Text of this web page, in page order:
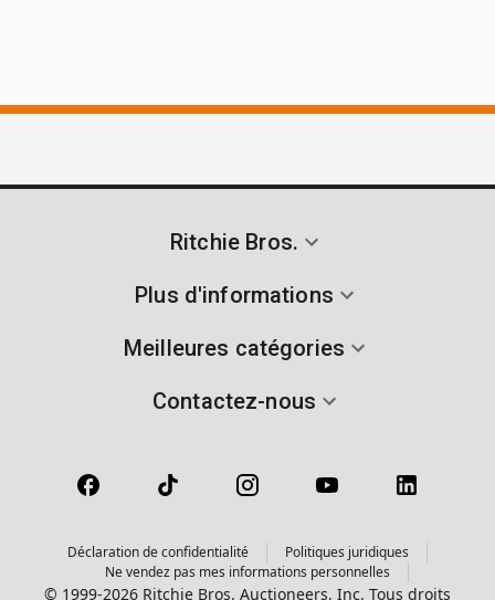
Ritchie Bros.
Plus d'informations
Meilleures catégories
Contactez-nous
Déclaration de confidentialité
Politiques juridiques
Ne vendez pas mes informations personnelles
© 1999-2026 Ritchie Bros. Auctioneers, Inc. Tous droits